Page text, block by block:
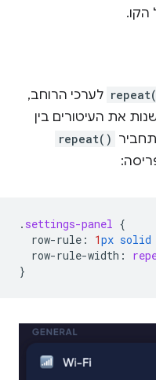
הקו.
לערכי הרוחב,
את העיטורים בין
repeat()
. settings-panel {
row-rule : 1px solid
row-rule-width :
}